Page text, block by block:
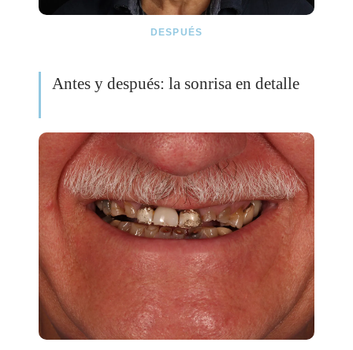
DESPUÉS
Antes y después: la sonrisa en detalle